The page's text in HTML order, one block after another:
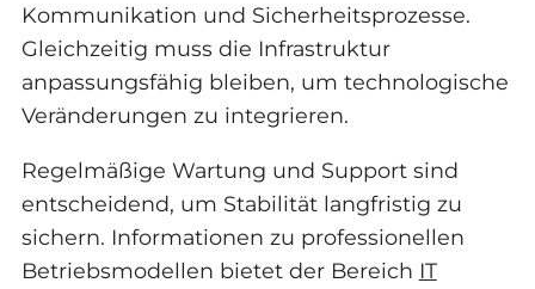
Kommunikation und Sicherheitsprozesse.
Gleichzeitig muss die Infrastruktur
anpassungsfähig bleiben, um technologische
Veränderungen zu integrieren.
Regelmäßige Wartung und Support sind
entscheidend, um Stabilität langfristig zu
sichern. Informationen zu professionellen
Betriebsmodellen bietet der Bereich IT